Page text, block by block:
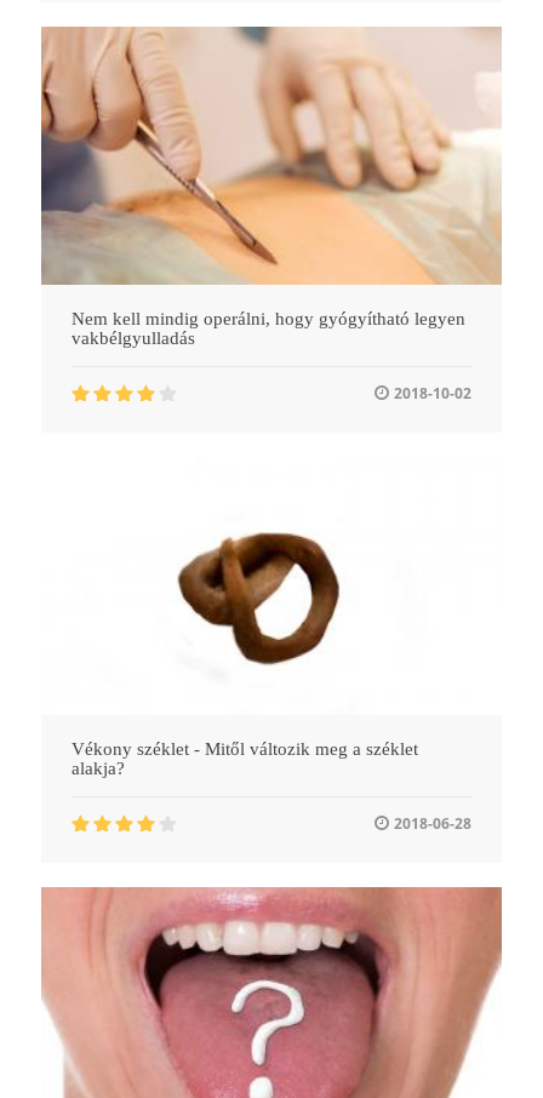
Nem kell mindig operálni, hogy gyógyítható legyen
vakbélgyulladás
2018-10-02
Vékony széklet - Mitől változik meg a széklet
alakja?
2018-06-28